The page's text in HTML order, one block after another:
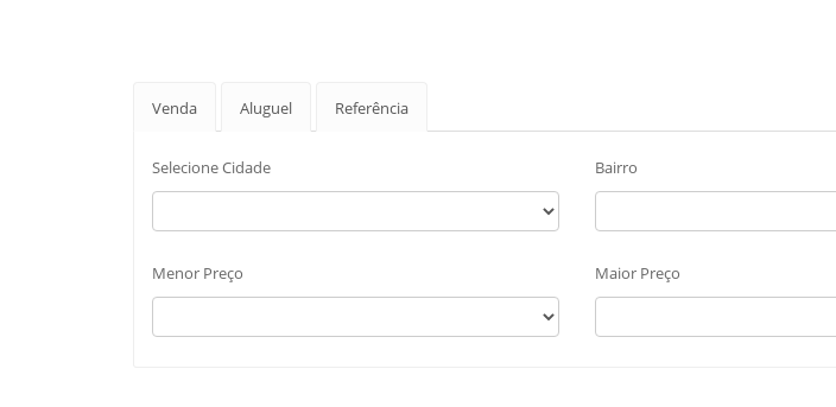
Venda Aluguel Referência
Selecione Cidade Bairro
Menor Preço Maior Preço